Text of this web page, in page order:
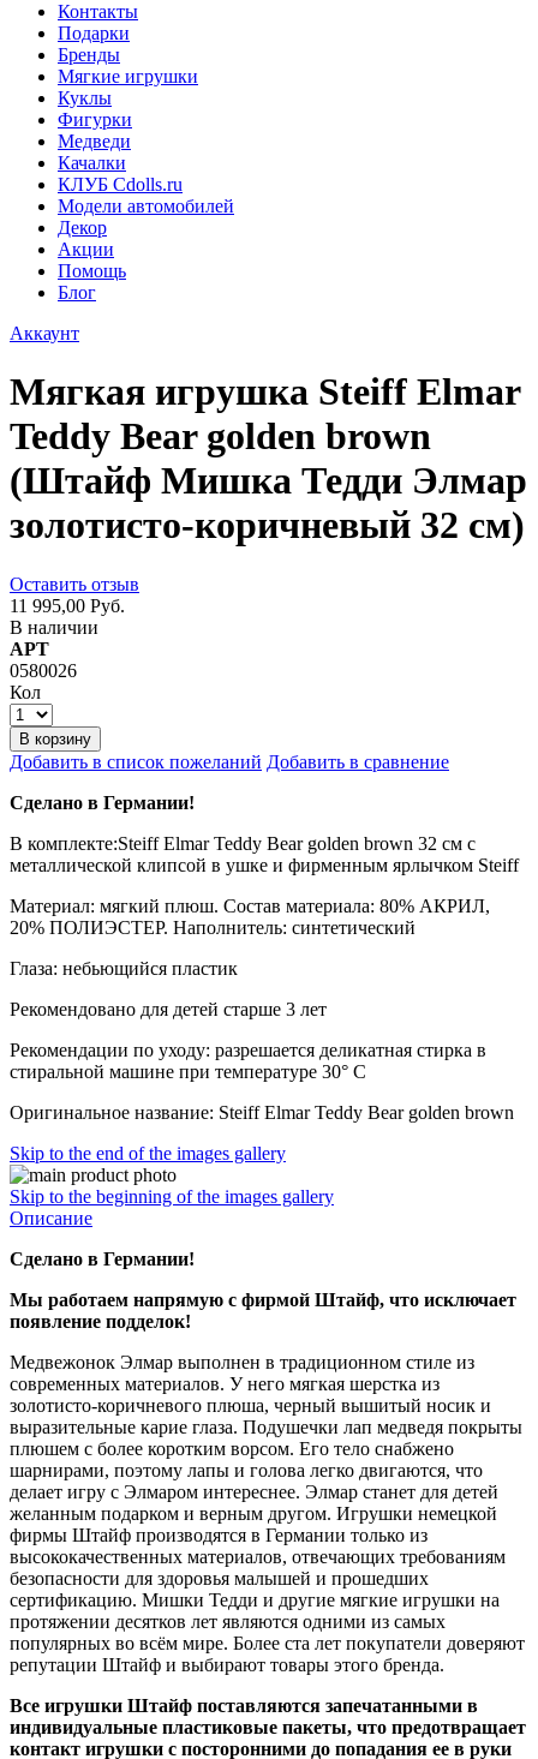
Контакты
Подарки
Бренды
Мягкие игрушки
Куклы
Фигурки
Медведи
Качалки
КЛУБ Cdolls.ru
Модели автомобилей
Декор
Акции
Помощь
Блог
Аккаунт
Мягкая игрушка Steiff Elmar
Teddy Bear golden brown
(Штайф Мишка Тедди Элмар
золотисто-коричневый 32 см)
Оставить отзыв
11 995,00 Руб.
В наличии
АРТ
0580026
Кол
В корзину
Добавить в список пожеланий Добавить в сравнение
Сделано в Германии!
В комплекте:Steiff Elmar Teddy Bear golden brown 32 см с
металлической клипсой в ушке и фирменным ярлычком Steiff
Материал: мягкий плюш. Состав материала: 80% АКРИЛ,
20% ПОЛИЭСТЕР. Наполнитель: синтетический
Глаза: небьющийся пластик
Рекомендовано для детей старше 3 лет
Рекомендации по уходу: разрешается деликатная стирка в
стиральной машине при температуре 30° C
Оригинальное название: Steiff Elmar Teddy Bear golden brown
Skip to the end of the images gallery
Skip to the beginning of the images gallery
Описание
Сделано в Германии!
Мы работаем напрямую с фирмой Штайф, что исключает
появление подделок!
Медвежонок Элмар выполнен в традиционном стиле из
современных материалов. У него мягкая шерстка из
золотисто-коричневого плюша, черный вышитый носик и
выразительные карие глаза. Подушечки лап медведя покрыты
плюшем с более коротким ворсом. Его тело снабжено
шарнирами, поэтому лапы и голова легко двигаются, что
делает игру с Элмаром интереснее. Элмар станет для детей
желанным подарком и верным другом. Игрушки немецкой
фирмы Штайф производятся в Германии только из
высококачественных материалов, отвечающих требованиям
безопасности для здоровья малышей и прошедших
сертификацию. Мишки Тедди и другие мягкие игрушки на
протяжении десятков лет являются одними из самых
популярных во всём мире. Более ста лет покупатели доверяют
репутации Штайф и выбирают товары этого бренда.
Все игрушки Штайф поставляются запечатанными в
индивидуальные пластиковые пакеты, что предотвращает
контакт игрушки с посторонними до попадания ее в руки